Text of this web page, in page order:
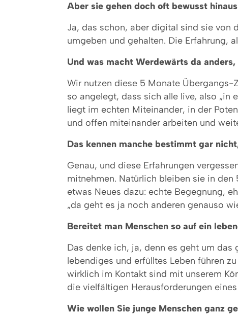
Aber sie gehen doch oft bewusst
Ja, das schon, aber digital sind sie von
umgeben und gehalten. Die Erfahrung,
Und was macht Werdewärts da
Wir nutzen diese 5 Monate Übergangs-
so angelegt, dass sich alle live, also „in
liegt im echten Miteinander, in der
und offen miteinander arbeiten und
Das kennen manche bestimmt gar
Genau, und diese Erfahrungen
mitnehmen. Natürlich bleiben sie in
etwas Neues dazu: echte Begegnung,
„da geht es ja noch anderen genauso
Bereitet man Menschen so auf ein
Das denke ich, ja, denn es geht um
lebendiges und erfülltes Leben führen
wirklich im Kontakt sind mit unserem
die vielfältigen Herausforderungen
Wie wollen Sie junge Menschen ganz